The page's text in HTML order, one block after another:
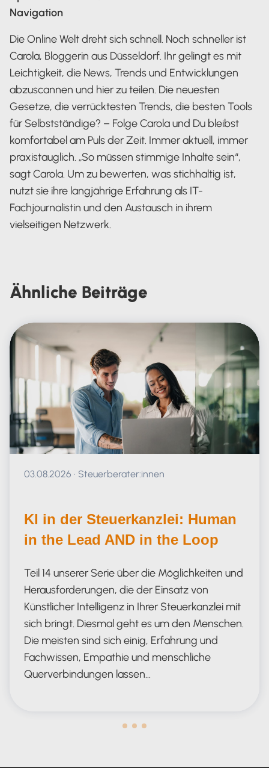
Navigation
Die Online Welt dreht sich schnell. Noch schneller ist
Carola, Bloggerin aus Düsseldorf. Ihr gelingt es mit
Leichtigkeit, die News, Trends und Entwicklungen
abzuscannen und hier zu teilen. Die neuesten
Gesetze, die verrücktesten Trends, die besten Tools
für Selbstständige? – Folge Carola und Du bleibst
komfortabel am Puls der Zeit. Immer aktuell, immer
praxistauglich. „So müssen stimmige Inhalte sein“,
sagt Carola. Um zu bewerten, was stichhaltig ist,
nutzt sie ihre langjährige Erfahrung als IT-
Fachjournalistin und den Austausch in ihrem
vielseitigen Netzwerk.
Ähnliche Beiträge
Veröffentlicht am 03.08.2026
03.08.2026 · Steuerberater:innen
KI in der Steuerkanzlei: Human
in the Lead AND in the Loop
Teil 14 unserer Serie über die Möglichkeiten und
Herausforderungen, die der Einsatz von
Künstlicher Intelligenz in Ihrer Steuerkanzlei mit
sich bringt. Diesmal geht es um den Menschen.
Die meisten sind sich einig, Erfahrung und
Fachwissen, Empathie und menschliche
Querverbindungen lassen…